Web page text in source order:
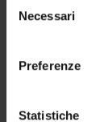
modificare o
momento
delNecessari
Preferenze
Statistiche
BIBLIOTECHE
SPIN OFF E